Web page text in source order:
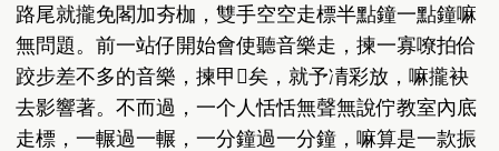
路尾就攏免閣加夯枷，雙手空空走標半點鐘一點鐘嘛
無問題。前一站仔開始會使聽音樂走，揀一寡嘹拍佮
跤步差不多的音樂，揀甲𤺪矣，就予凊彩放，嘛攏袂
去影響著。不而過，一个人恬恬無聲無說佇教室內底
走標，一輾過一輾，一分鐘過一分鐘，嘛算是一款振